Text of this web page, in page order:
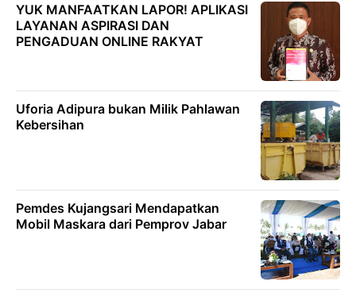
YUK MANFAATKAN LAPOR! APLIKASI
LAYANAN ASPIRASI DAN
PENGADUAN ONLINE RAKYAT
Uforia Adipura bukan Milik Pahlawan
Kebersihan
Pemdes Kujangsari Mendapatkan
Mobil Maskara dari Pemprov Jabar